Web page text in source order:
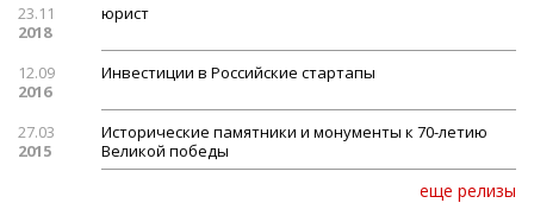
23.11
2018
юрист
12.09
2016
Инвестиции в Российские стартапы
27.03
2015
Исторические памятники и монументы к 70-летию
Великой победы
еще релизы